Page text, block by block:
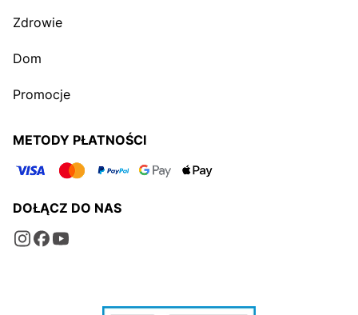
Zdrowie
Dom
Promocje
METODY PŁATNOŚCI
DOŁĄCZ DO NAS